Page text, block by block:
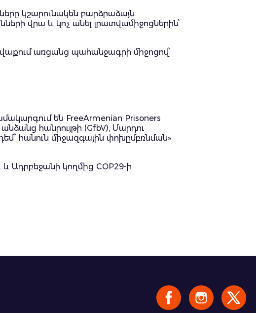
կշարունակեն բարձրաձայն
վրա և կոչ անել լրատվամիջոցներին՝
առցանց պահանջագրի միջոցով՝
են FreeArmenian Prisoners
հանրույթի (GfbV), Մարդու
հանուն միջազգային փոխըմբռնման»
Ադրբեջանի կողմից COP29-ի